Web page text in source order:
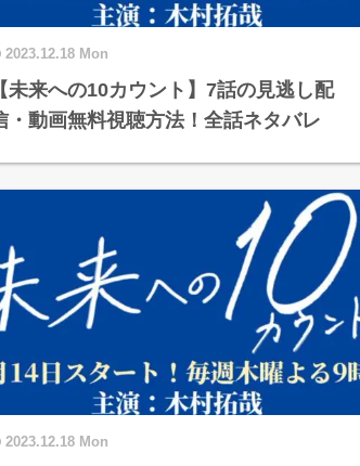
2023.12.18 Mon
【未来への10カウント】7話の見逃し配
・動画無料視聴方法！全話ネタバレ
2023.12.18 Mon